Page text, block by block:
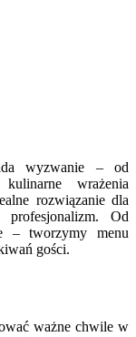
wyzwanie – od
wrażenia
rozwiązanie dla
Od
– tworzymy menu
gości.
ważne chwile w